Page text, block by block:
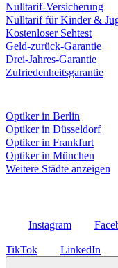
Nulltarif-Versicherung
Nulltarif für Kinder &
Kostenloser Sehtest
Geld-zurück-Garantie
Drei-Jahres-Garantie
Zufriedenheitsgarantie
Optiker in Berlin
Optiker in Düsseldorf
Optiker in Frankfurt
Optiker in München
Weitere Städte anzeigen
Instagram
TikTok LinkedIn